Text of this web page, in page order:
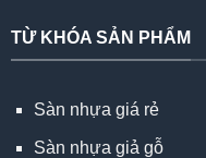
TỪ KHÓA SẢN PHẨM
Sàn nhựa giá rẻ
Sàn nhựa giả gỗ